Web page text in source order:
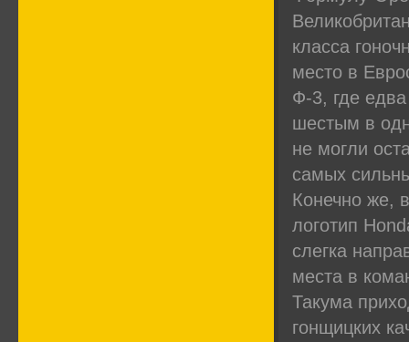
класса
место в
Ф-3, где
шестым в
не могли
самых
Конечно же,
логотип
слегка
места в
Такума
гонщицких